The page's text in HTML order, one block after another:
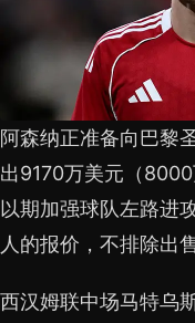
阿森纳正准备向巴黎
出9170万美元（
以期加强球队左路进
人的报价，不排除出
西汉姆联中场马特乌